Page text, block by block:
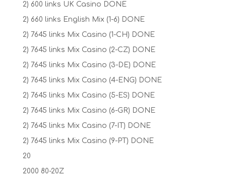
2) 600 links UK Casino DONE
2) 660 links English Mix (1-6) DONE
2) 7645 links Mix Casino (1-CH) DONE
2) 7645 links Mix Casino (2-CZ) DONE
2) 7645 links Mix Casino (3-DE) DONE
2) 7645 links Mix Casino (4-ENG) DONE
2) 7645 links Mix Casino (5-ES) DONE
2) 7645 links Mix Casino (6-GR) DONE
2) 7645 links Mix Casino (7-IT) DONE
2) 7645 links Mix Casino (9-PT) DONE
20
2000 80-20Z